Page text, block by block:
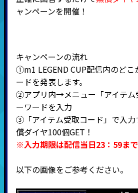
ャンペーンを開催！
キャンペーンの流れ
①m1 LEGEND CUP配信内のどこ
ードを発表します。
②アプリ内→メニュー「アイテム
ーワードを入力
③「アイテム受取コード」で入力
償ダイヤ100個GET！
※入力期限は配信当日23：59まで
以下の画像をご参考ください。